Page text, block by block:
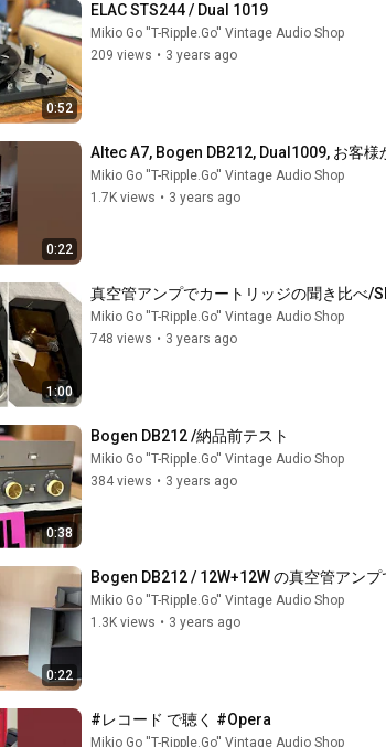
0:52
ELAC STS244 / Dual 1019
Mikio Go ''T-Ripple.Go'' Vintage Audio Shop
209 views • 3 years ago
0:22
Altec A7, Bogen DB212, Dual1009, お客様
Mikio Go ''T-Ripple.Go'' Vintage Audio Shop
1.7K views • 3 years ago
1:00
真空管アンプでカートリッジの聞き比べ
Mikio Go ''T-Ripple.Go'' Vintage Audio Shop
748 views • 3 years ago
0:38
Bogen DB212 /納品前テスト
Mikio Go ''T-Ripple.Go'' Vintage Audio Shop
384 views • 3 years ago
0:22
Bogen DB212 / 12W+12W の真空管アンプ
Mikio Go ''T-Ripple.Go'' Vintage Audio Shop
1.3K views • 3 years ago
#レコード で聴く #Opera
Mikio Go ''T-Ripple.Go'' Vintage Audio Shop